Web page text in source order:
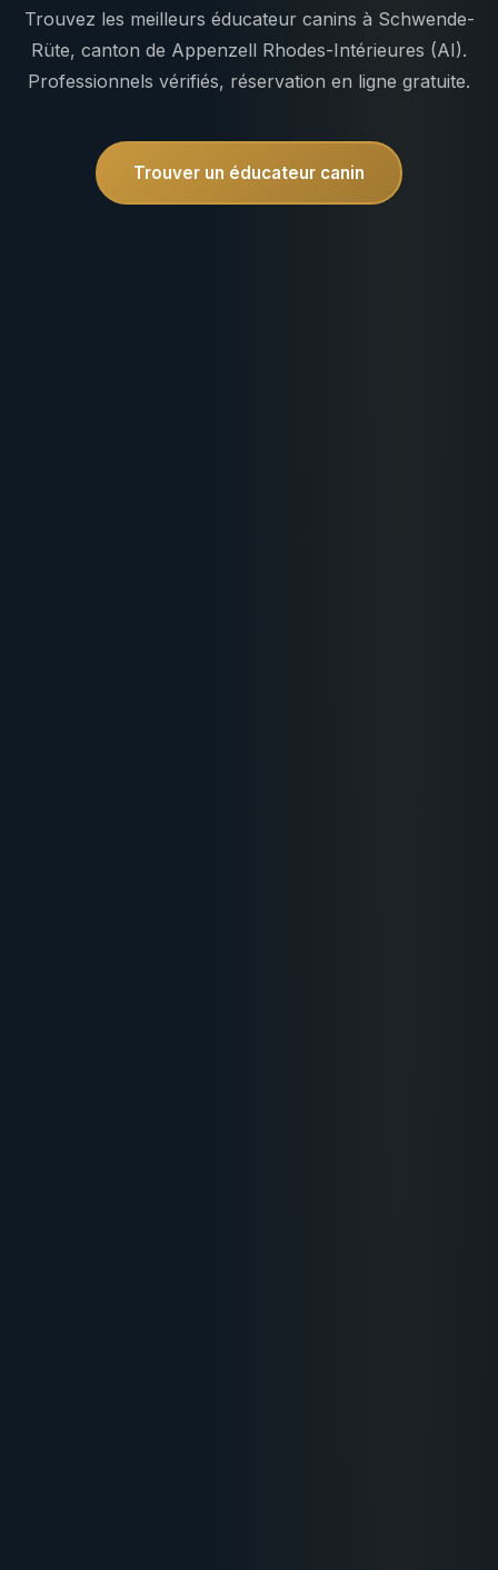
Trouvez les meilleurs éducateur canins à Schwende-
Rüte, canton de Appenzell Rhodes-Intérieures (AI).
Professionnels vérifiés, réservation en ligne gratuite.
Trouver un éducateur canin